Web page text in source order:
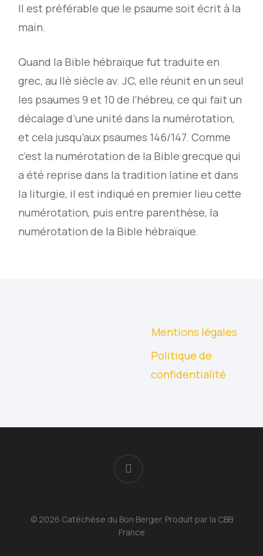
Il est préférable que le psaume soit écrit à la
main.
Quand la Bible hébraïque fut traduite en
grec, au IIè siècle av. JC, elle réunit en un seul
les psaumes 9 et 10 de l’hébreu, ce qui fait un
décalage d’une unité dans la numérotation,
et cela jusqu’aux psaumes 146/147. Comme
c’est la numérotation de la Bible grecque qui
a été reprise dans la tradition latine et dans
la liturgie, il est indiqué en premier lieu cette
numérotation, puis entre parenthèse, la
numérotation de la Bible hébraïque.
Mentions légales
Politique de
confidentialité
© 2026 Catéchèse du Bon Berger. Produit par la CBB
France